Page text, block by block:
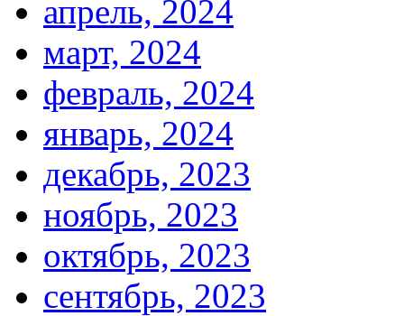
апрель, 2024
март, 2024
февраль, 2024
январь, 2024
декабрь, 2023
ноябрь, 2023
октябрь, 2023
сентябрь, 2023